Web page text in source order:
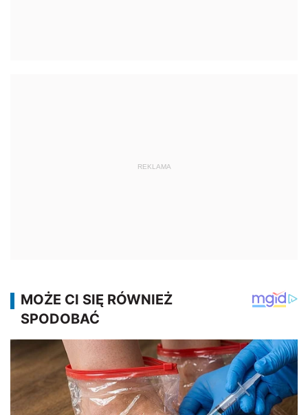
REKLAMA